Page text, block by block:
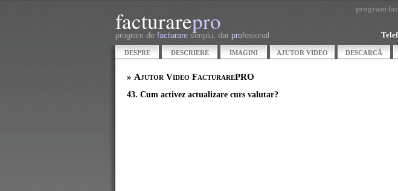
program
facturarepro
program de facturaresimplu, dar profesional
DESPRE DESCRIERE IMAGINI AJUTOR VIDEO DESCARCĂ
» Ajutor Video FacturarePRO
43. Cum activez actualizare curs valutar?